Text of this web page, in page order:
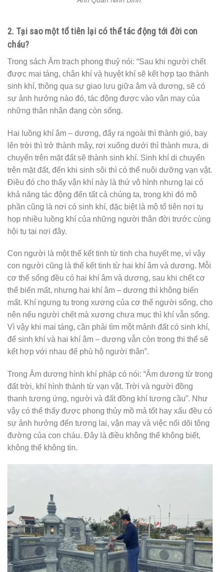
2. Tại sao một tổ tiên lại có thể tác động tới đời con
cháu?
Trong sách Âm trạch phong thuỷ nói: “Sau khi người chết
được mai táng, chân khí và huyệt khí sẽ kết hợp tạo thành
sinh khí, thông qua sự giao lưu giữa âm và dương, sẽ có
sự ảnh hưởng nào đó, tác động được vào vận may của
những thân nhân đang còn sống.
Hai luồng khí âm – dương, đẩy ra ngoài thì thành gió, bay
lên trời thì trở thành mây, rơi xuống dưới thì thành mưa, di
chuyển trên mặt đất sẽ thành sinh khí. Sinh khí di chuyển
trên mặt đất, đến khi sinh sôi thì có thể nuôi dưỡng vạn vật.
Điều đó cho thấy vận khí này là thứ vô hình nhưng lại có
khả năng tác động đến tất cả chúng ta, trong khi đó mộ
phần cũng là nơi có sinh khí, đặc biệt là mộ tổ tiên nơi tụ
họp nhiều luồng khí của những người thân đời trước cùng
hội tụ tại nơi đây.
Con người là một thể kết tinh từ tinh cha huyết mẹ, vì vậy
con người cũng là thể kết tinh từ hai khí âm và dương. Mỗi
cơ thể sống đều có hai khí âm và dương, sau khi chết cơ
thể biến mất, nhưng hai khí âm – dương thì không biến
mất. Khí ngưng tụ trong xương của cơ thể người sống, cho
nên nếu người chết mà xương chưa mục thì khí vẫn sống.
Vì vậy khi mai táng, cần phải tìm một mảnh đất có sinh khí,
để sinh khí và hai khí âm – dương vẫn còn trong thi thể sẽ
kết hợp với nhau để phù hộ người thân”.
Trong Âm dương hình khí pháp có nói: “Âm dương từ trong
đất trời, khí hình thành từ vạn vật. Trời và người đồng
thanh tương ứng, người và đất đồng khí tương cầu”. Như
vậy có thể thấy được phong thủy mồ mả tốt hay xấu đều có
sự ảnh hưởng đến tương lai, vận may và việc nối dõi tông
đường của con cháu. Đây là điều không thể không biết,
không thể không tin.